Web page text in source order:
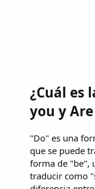
¿Cuál es
you y Are
"Do" es una
que se puede
forma de "be",
traducir como